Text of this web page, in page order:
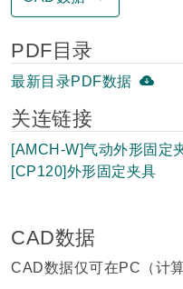
PDF目录
最新目录PDF数据
关连链接
[AMCH-W]气动外形固定
[CP120]外形固定夹具
CAD数据
CAD数据仅可在PC（计